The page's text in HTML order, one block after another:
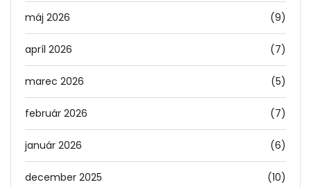
máj 2026 (9)
apríl 2026 (7)
marec 2026 (5)
február 2026 (7)
január 2026 (6)
december 2025 (10)